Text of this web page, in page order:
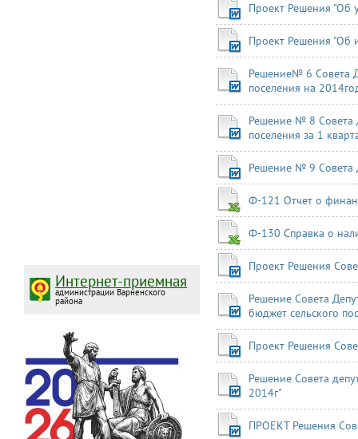
Проект Решения "Об
Проект Решения "Об
Решение№ 6 Совета
поселения на
Решение № 8 Совета
поселения за 1
Решение № 9 Совета
Ф-121 Отчет о
Ф-130 Справка о
Проект Решения
Решение Совета
бюджет сельского
Проект Решения
Решение Совета
2014г"
ПРОЕКТ Решения
Интернет-приемная
администрации Варненского
района